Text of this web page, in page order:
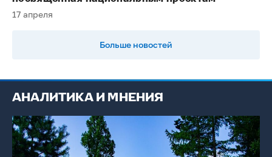
17 апреля
Больше новостей
АНАЛИТИКА И МНЕНИЯ